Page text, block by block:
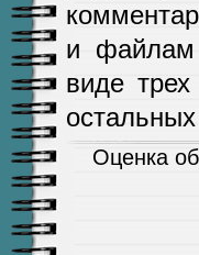
и файлам
виде
Оценка